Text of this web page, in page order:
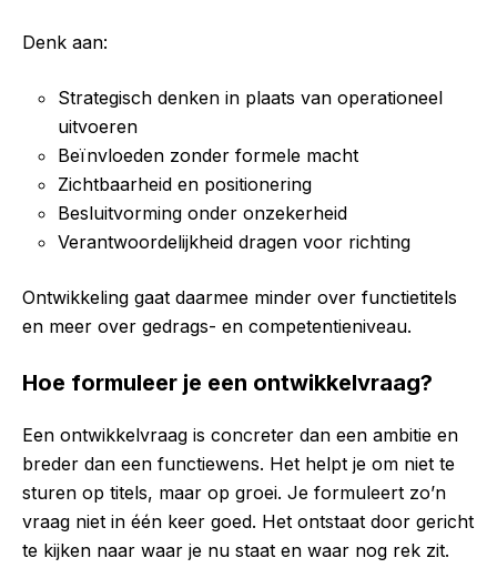
Denk aan:
Strategisch denken in plaats van operationeel
uitvoeren
Beïnvloeden zonder formele macht
Zichtbaarheid en positionering
Besluitvorming onder onzekerheid
Verantwoordelijkheid dragen voor richting
Ontwikkeling gaat daarmee minder over functietitels
en meer over gedrags- en competentieniveau.
Hoe formuleer je een ontwikkelvraag?
Een ontwikkelvraag is concreter dan een ambitie en
breder dan een functiewens. Het helpt je om niet te
sturen op titels, maar op groei. Je formuleert zo’n
vraag niet in één keer goed. Het ontstaat door gericht
te kijken naar waar je nu staat en waar nog rek zit.